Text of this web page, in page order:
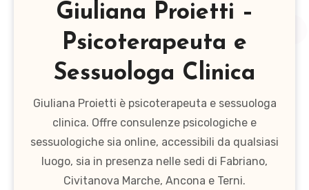
Giuliana Proietti –
Psicoterapeuta e
Sessuologa Clinica
Giuliana Proietti è psicoterapeuta e sessuologa
clinica. Offre consulenze psicologiche e
sessuologiche sia online, accessibili da qualsiasi
luogo, sia in presenza nelle sedi di Fabriano,
Civitanova Marche, Ancona e Terni.